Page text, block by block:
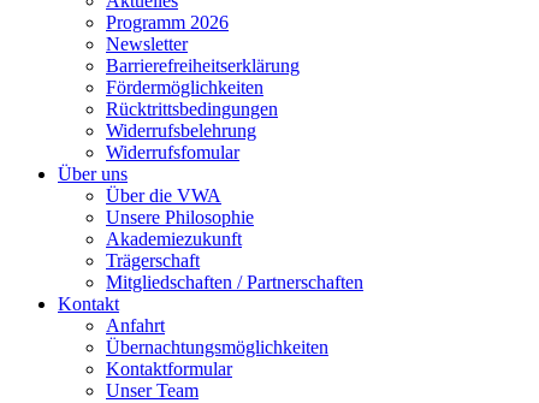
Programm 2026
Newsletter
Barrierefreiheitserklärung
Fördermöglichkeiten
Rücktrittsbedingungen
Widerrufsbelehrung
Widerrufsfomular
Über uns
Über die VWA
Unsere Philosophie
Akademiezukunft
Trägerschaft
Mitgliedschaften / Partnerschaften
Kontakt
Anfahrt
Übernachtungsmöglichkeiten
Kontaktformular
Unser Team